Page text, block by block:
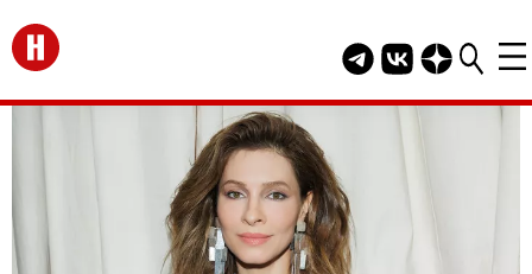
Перейти на главную
Telegram канал
Группа HELLO
Канал